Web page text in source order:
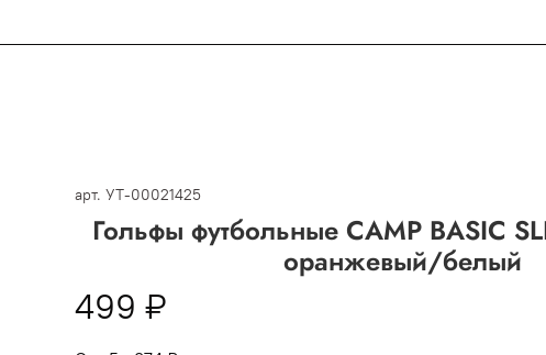
за 6 месяцев - 30.000 рублей.
заказов за 6 месяцев 80.000 рублей
заказов за 6 месяцев 200.000 рублей.
арт. УТ-00021425
Гольфы футбольные CAMP BASIC
оранжевый/белый
499 ₽